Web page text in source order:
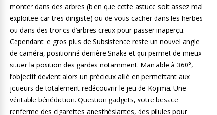
monter dans des arbres (bien que cette astuce soit assez mal
exploitée car très dirigiste) ou de vous cacher dans les herbes
ou dans des troncs d’arbres creux pour passer inaperçu.
Cependant le gros plus de Subsistence reste un nouvel angle
de caméra, positionné derrière Snake et qui permet de mieux
situer la position des gardes notamment. Maniable à 360°,
l’objectif devient alors un précieux allié en permettant aux
joueurs de totalement redécouvrir le jeu de Kojima. Une
véritable bénédiction. Question gadgets, votre besace
renferme des cigarettes anesthésiantes, des pilules pour